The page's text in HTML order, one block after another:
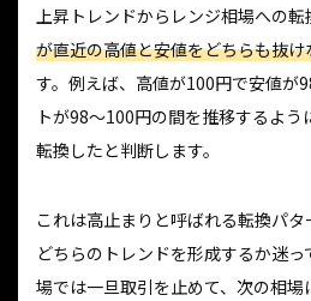
上昇トレンドからレンジ相場への転
が直近の高値と安値をどちらも抜
す。例えば、高値が100円で安値が
トが98〜100円の間を推移するよ
転換したと判断します。
これは高止まりと呼ばれる転換パ
どちらのトレンドを形成するか迷
場では一旦取引を止めて、次の相